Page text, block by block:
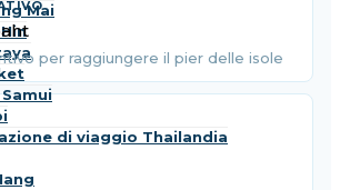
Mai
di viaggio Thailandia
per raggiungere il pier delle isole